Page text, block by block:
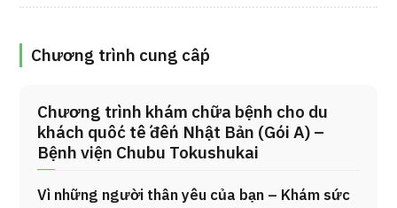
Chương trình cung cấp
Chương trình khám chữa bệnh cho du
khách quốc tế đến Nhật Bản (Gói A) –
Bệnh viện Chubu Tokushukai
Vì những người thân yêu của bạn – Khám sức